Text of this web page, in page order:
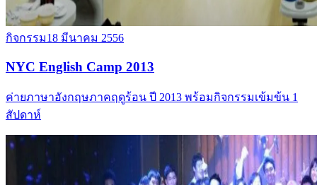
กิจกรรม18 มีนาคม 2556
NYC English Camp 2013
ค่ายภาษาอังกฤษภาคฤดูร้อน ปี 2013 พร้อมกิจกรรมเข้มข้น 1
สัปดาห์